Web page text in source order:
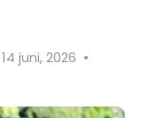
juni, 2026 •